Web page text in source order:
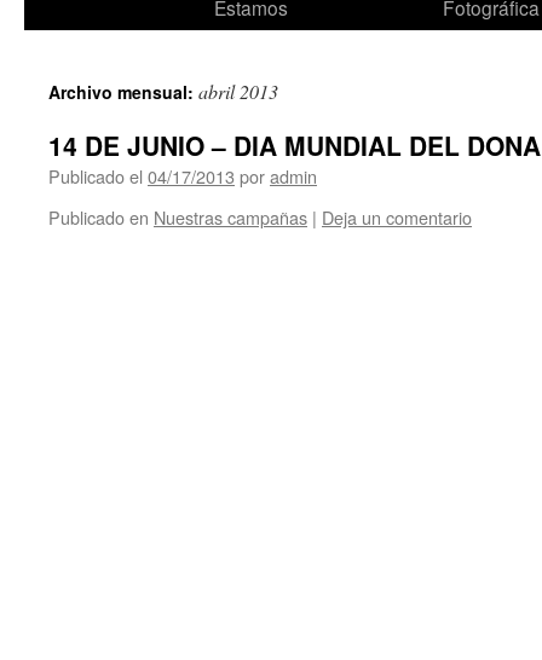
Estamos
Fotográfica
Archivo mensual: abril 2013
14 DE JUNIO – DIA MUNDIAL DEL
Publicado el 04/17/2013 poradmin
Publicado en Nuestras campañas | Deja un comentario